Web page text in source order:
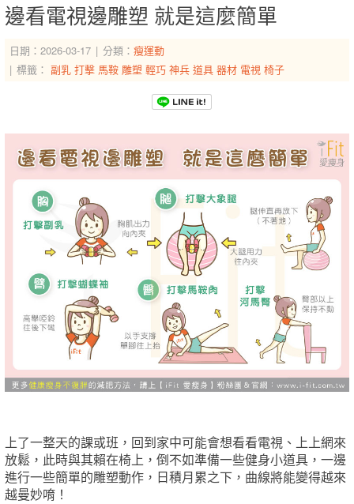
邊看電視邊雕塑 就是這麼簡單
日期：2026-03-17 分類： 瘦運動
標籤： 副乳 打擊 馬鞍 雕塑 輕巧 神兵 道具 器材 電視 椅子
上了一整天的課或班，回到家中可能會想看看電視、上上網來
放鬆，此時與其賴在椅上，倒不如準備一些健身小道具，一邊
進行一些簡單的雕塑動作，日積月累之下，曲線將能變得越來
越曼妙唷！